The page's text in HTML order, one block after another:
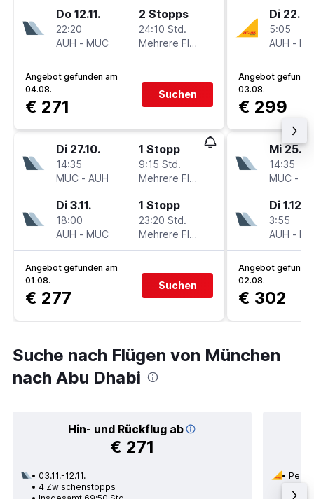
Do 12.11.
22:20
AUH - MUC
2 Stopps
24:10 Std.
Mehrere Fluglinien
Angebot gefunden am
04.08.
€ 271
Suchen
Di 27.10.
14:35
MUC - AUH
1 Stopp
9:15 Std.
Mehrere Fluglinien
Di 3.11.
18:00
AUH - MUC
1 Stopp
23:20 Std.
Mehrere Fluglinien
Angebot gefunden am
01.08.
€ 277
Suchen
Di 22.9.
5:05
AUH -
Angebot
03.08.
€ 299
Mi 25.11.
14:35
MUC -
Di 1.12.
3:55
AUH -
Angebot
02.08.
€ 302
Suche nach Flügen von München
nach Abu Dhabi
Hin- und Rückflug ab
€ 271
03.11.-12.11.
4 Zwischenstopps